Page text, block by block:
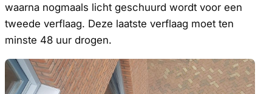
waarna nogmaals licht geschuurd wordt voor een
tweede verflaag. Deze laatste verflaag moet ten
minste 48 uur drogen.